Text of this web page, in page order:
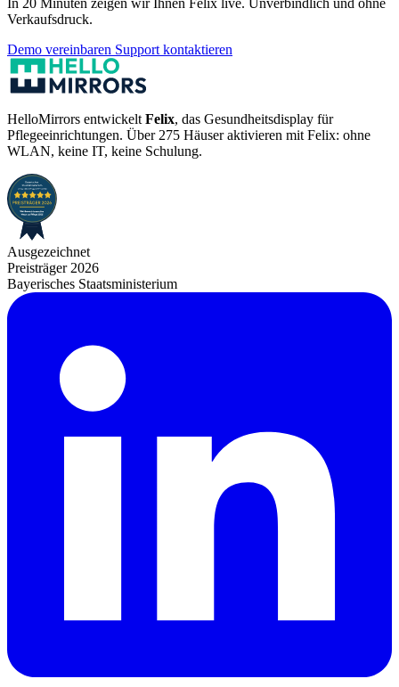
Verkaufsdruck.
Demo vereinbaren Support kontaktieren
HelloMirrors entwickelt Felix, das Gesundheitsdisplay für
Pflegeeinrichtungen. Über 275 Häuser aktivieren mit Felix: ohne
WLAN, keine IT, keine Schulung.
Ausgezeichnet
Preisträger 2026
Bayerisches Staatsministerium